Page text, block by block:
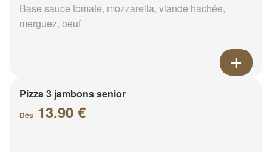
Base sauce tomate, mozzarella, viande hachée,
merguez, oeuf
Pizza 3 jambons senior
Dès 13.90 €